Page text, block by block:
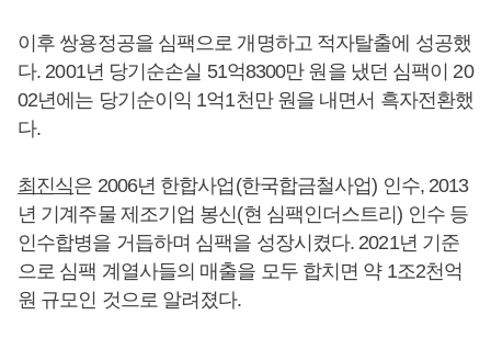
이후 쌍용정공을 심팩으로 개명하고 적자탈출에 성공했
다. 2001년 당기순손실 51억8300만 원을 냈던 심팩이 20
02년에는 당기순이익 1억1천만 원을 내면서 흑자전환했
다.
최진식은 2006년 한합사업(한국합금철사업) 인수, 2013
년 기계주물 제조기업 봉신(현 심팩인더스트리) 인수 등
인수합병을 거듭하며 심팩을 성장시켰다. 2021년 기준
으로 심팩 계열사들의 매출을 모두 합치면 약 1조2천억
원 규모인 것으로 알려졌다.